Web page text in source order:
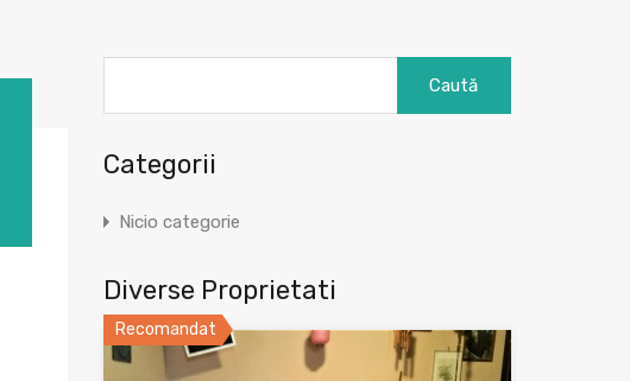
după:
Categorii
Nicio categorie
Diverse Proprietati
Recomandat